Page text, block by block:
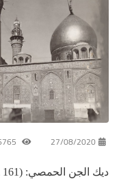
27/08/2020
ديك الجن الحمصي: (161 ــ 235 هـ / 777 ــ 849 م)